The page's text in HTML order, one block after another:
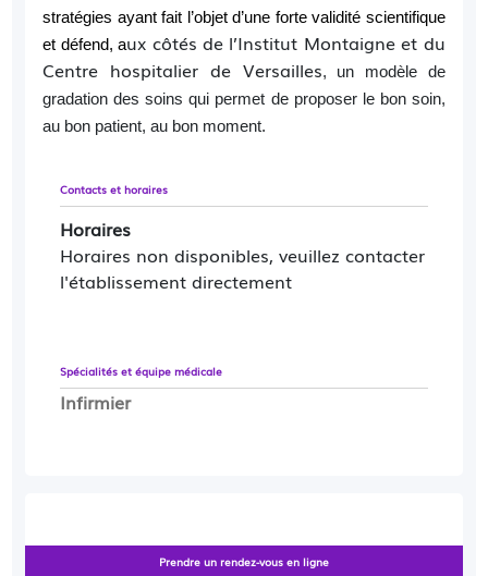
stratégies ayant fait l’objet d’une forte validité scientifique
et défend, aux côtés de l’Institut Montaigne et du
Centre hospitalier de Versailles, un modèle de
gradation des soins qui permet de proposer le bon soin,
au bon patient, au bon moment.
soins collaboratifs » avec l’ambition d’améliorer l’accès
aux soins de santé mentale en médecine générale.
BaptiséeSÉSAME(Soins d’Équipe en SAnté MEntale),
cette expérimentation propose une aide aux médecins
Contacts et horaires
Horaires
Horaires non disponibles, veuillez contacter
l'établissement directement
Spécialités et équipe médicale
Infirmier
Prendre un rendez-vous en ligne